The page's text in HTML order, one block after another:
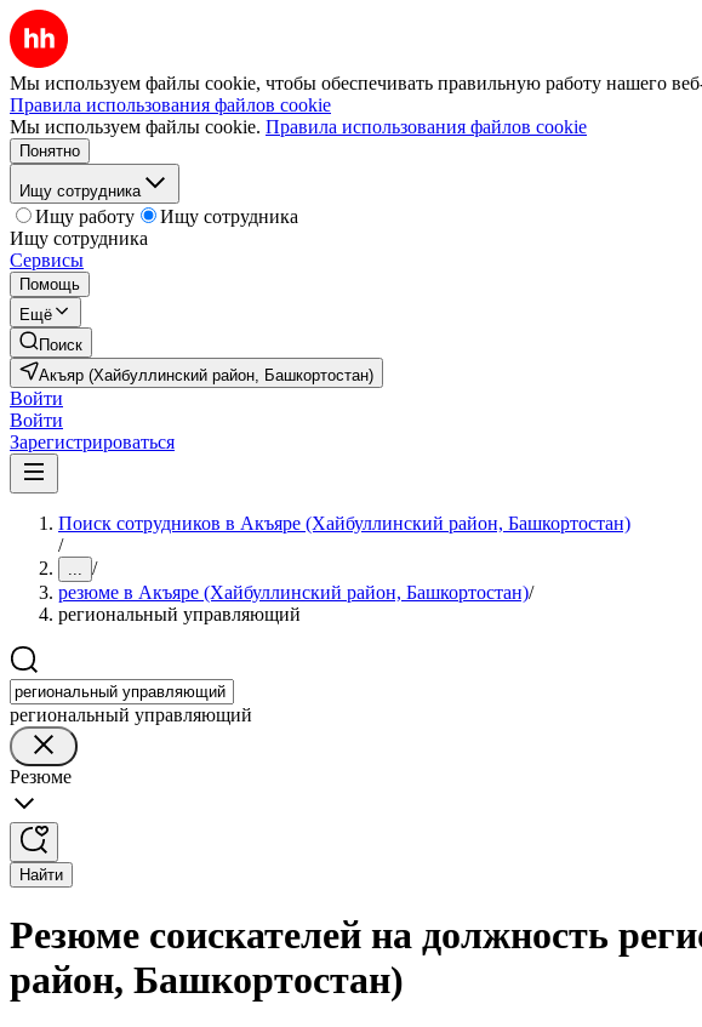
Мы используем файлы cookie, чтобы обеспечивать правильную работу нашего
Правила использования файлов cookie
Мы используем файлы cookie. Правила использования файлов cookie
Понятно
Ищу сотрудника
Ищу работу
Ищу сотрудника
Ищу сотрудника
Сервисы
Помощь
Ещё
Поиск
Акъяр (Хайбуллинский район, Башкортостан)
Войти
Войти
Зарегистрироваться
Поиск сотрудников в Акъяре (Хайбуллинский район, Башкортостан)
/
... /
резюме в Акъяре (Хайбуллинский район, Башкортостан)/
региональный управляющий
региональный управляющий
Резюме
Найти
Резюме соискателей на должность
район, Башкортостан)